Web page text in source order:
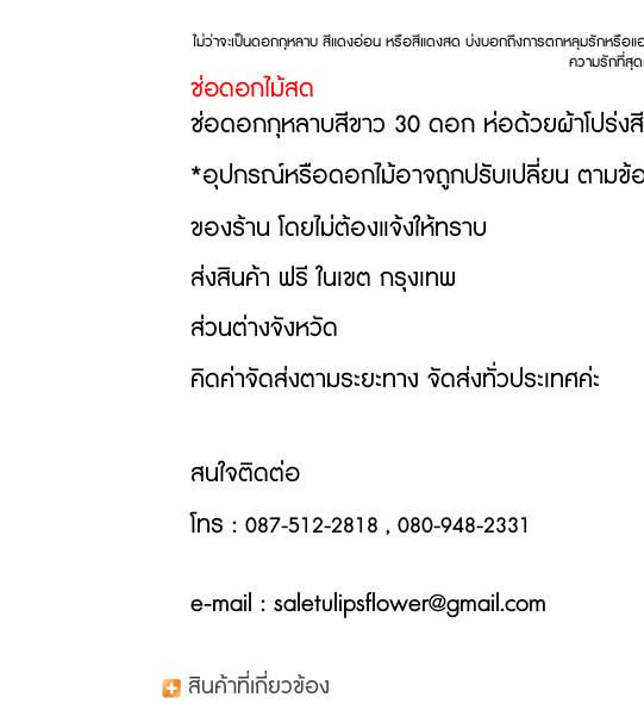
ไม่ว่าจะเป็นดอกกุหลาบ สีแดงอ่อน หรือสีแดงสด บ่งบอกถึงการตกหลุมรักหรือแ
ความรักที่สุด
ช่อดอกไม้สด
ช่อดอกกุหลาบสีขาว 30 ดอก ห่อด้วยผ้าโปร่ง
*อุปกรณ์หรือดอกไม้อาจถูกปรับเปลี่ยน ตามข้
ของร้าน โดยไม่ต้องแจ้งให้ทราบ
ส่งสินค้า ฟรี ในเขต กรุงเทพ
ส่วนต่างจังหวัด
คิดค่าจัดส่งตามระยะทาง จัดส่งทั่วประเทศค่ะ
สนใจติดต่อ
โทร : 087-512-2818 , 080-948-2331
e-mail : saletulipsflower@gmail.com
สินค้าที่เกี่ยวข้อง